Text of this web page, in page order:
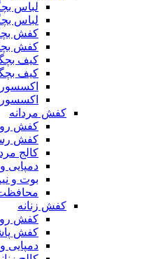
لباس
لباس
کفش
کفش
کیف
کیف
کفش مردانه
کفش
کفش
کالج
دمپایی
بوت و
کفش زنانه
کفش
کفش
دمپایی